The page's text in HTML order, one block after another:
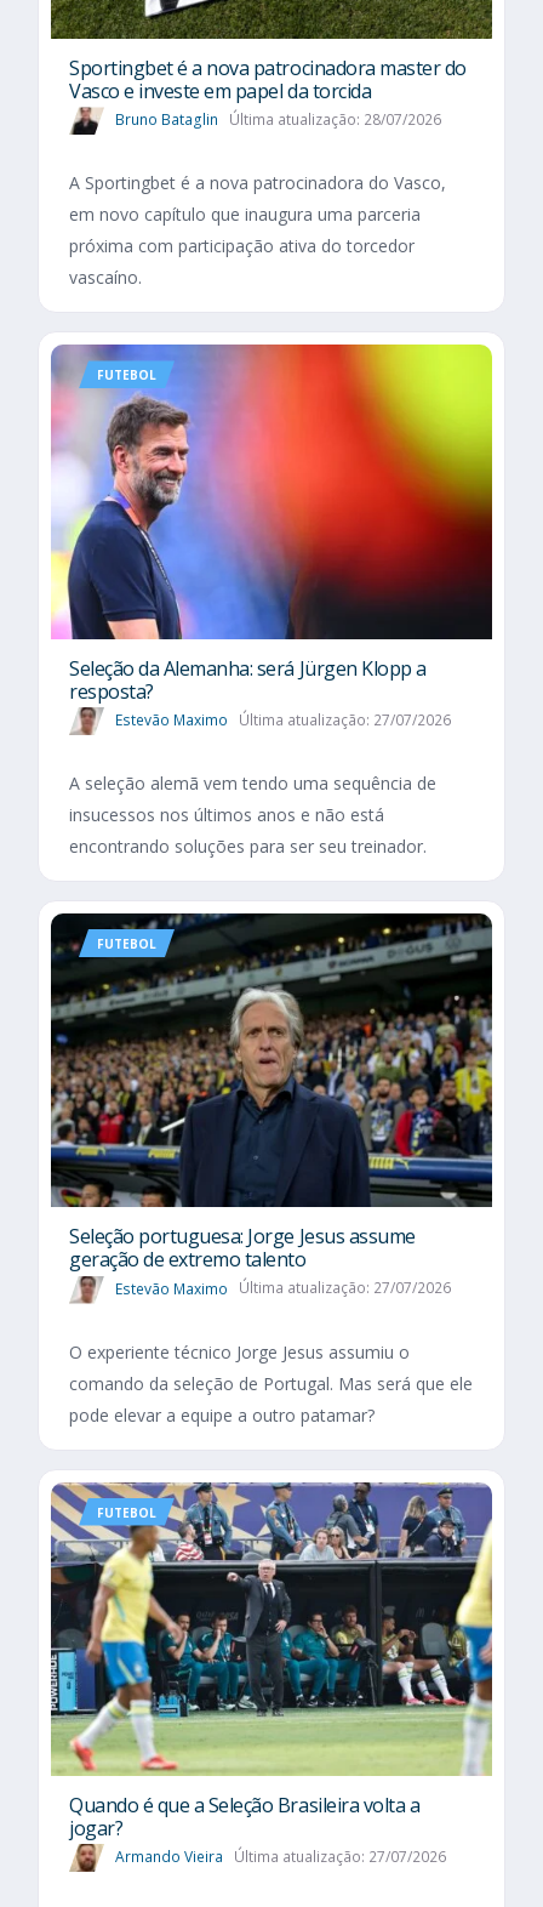
Sportingbet é a nova patrocinadora master do
Vasco e investe em papel da torcida
Bruno Bataglin Última atualização: 28/07/2026
A Sportingbet é a nova patrocinadora do Vasco,
em novo capítulo que inaugura uma parceria
próxima com participação ativa do torcedor
vascaíno.
FUTEBOL
Seleção da Alemanha: será Jürgen Klopp a
resposta?
Estevão Maximo Última atualização: 27/07/2026
A seleção alemã vem tendo uma sequência de
insucessos nos últimos anos e não está
encontrando soluções para ser seu treinador.
FUTEBOL
Seleção portuguesa: Jorge Jesus assume
geração de extremo talento
Estevão Maximo Última atualização: 27/07/2026
O experiente técnico Jorge Jesus assumiu o
comando da seleção de Portugal. Mas será que ele
pode elevar a equipe a outro patamar?
FUTEBOL
Quando é que a Seleção Brasileira volta a
jogar?
Armando Vieira Última atualização: 27/07/2026